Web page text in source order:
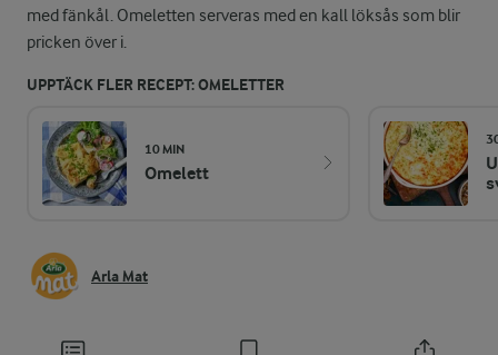
med fänkål. Omeletten serveras med en kall löksås som blir
pricken över i.
UPPTÄCK FLER RECEPT: OMELETTER
10 MIN
Omelett
Arla Mat